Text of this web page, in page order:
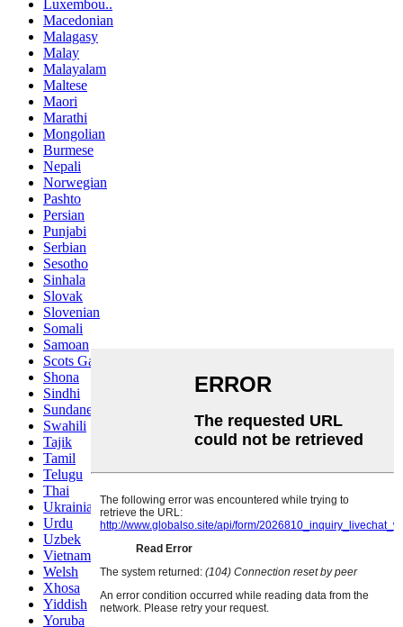
Luxembou..
Macedonian
Malagasy
Malay
Malayalam
Maltese
Maori
Marathi
Mongolian
Burmese
Nepali
Norwegian
Pashto
Persian
Punjabi
Serbian
Sesotho
Sinhala
Slovak
Slovenian
Somali
Samoan
Scots Gaelic
Shona
Sindhi
Sundanese
Swahili
Tajik
Tamil
Telugu
Thai
Ukrainian
Urdu
Uzbek
Vietnamese
Welsh
Xhosa
Yiddish
Yoruba